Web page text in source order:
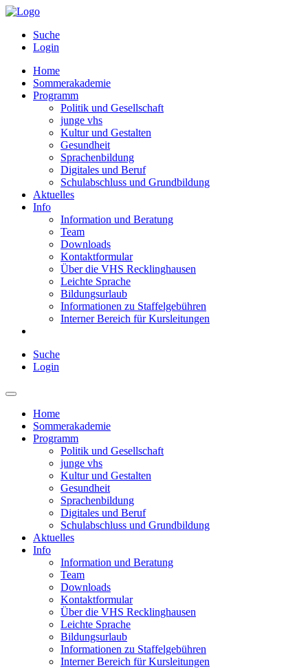
Suche
Login
Home
Sommerakademie
Programm
Politik und Gesellschaft
junge vhs
Kultur und Gestalten
Gesundheit
Sprachenbildung
Digitales und Beruf
Schulabschluss und Grundbildung
Aktuelles
Info
Information und Beratung
Team
Downloads
Kontaktformular
Über die VHS Recklinghausen
Leichte Sprache
Bildungsurlaub
Informationen zu Staffelgebühren
Interner Bereich für Kursleitungen
Suche
Login
Home
Sommerakademie
Programm
Politik und Gesellschaft
junge vhs
Kultur und Gestalten
Gesundheit
Sprachenbildung
Digitales und Beruf
Schulabschluss und Grundbildung
Aktuelles
Info
Information und Beratung
Team
Downloads
Kontaktformular
Über die VHS Recklinghausen
Leichte Sprache
Bildungsurlaub
Informationen zu Staffelgebühren
Interner Bereich für Kursleitungen